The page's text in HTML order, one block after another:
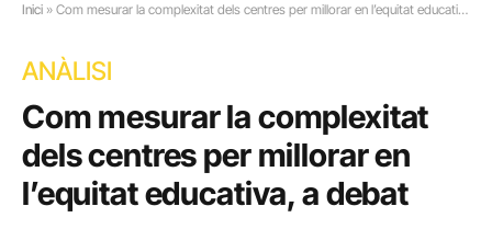
Inici » Com mesurar la complexitat dels centres per millorar en l’equitat educativa, a debat
ANÀLISI
Com mesurar la complexitat
dels centres per millorar en
l’equitat educativa, a debat